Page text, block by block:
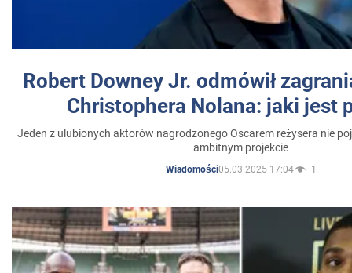
Robert Downey Jr. odmówił
Christophera Nolana: jaki jest
Jeden z ulubionych aktorów nagrodzonego Oscarem reżysera nie
ambitnym projekcie
Wiadomości05.03.2025 17:04 1